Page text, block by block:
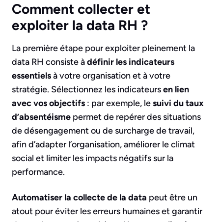
Comment collecter et
exploiter la data RH ?
La première étape pour exploiter pleinement la
data RH consiste àdéfinir les indicateurs
essentielsà votre organisation et à votre
stratégie. Sélectionnez les indicateursen lien
avec vos objectifs : par exemple, lesuivi du taux
d’absentéisme permet de repérer des situations
de désengagement ou de surcharge de travail,
afin d’adapter l’organisation, améliorer le climat
social et limiter les impacts négatifs sur la
performance.
Automatiser la collecte de la data peut être un
atout pour éviter les erreurs humaines et garantir